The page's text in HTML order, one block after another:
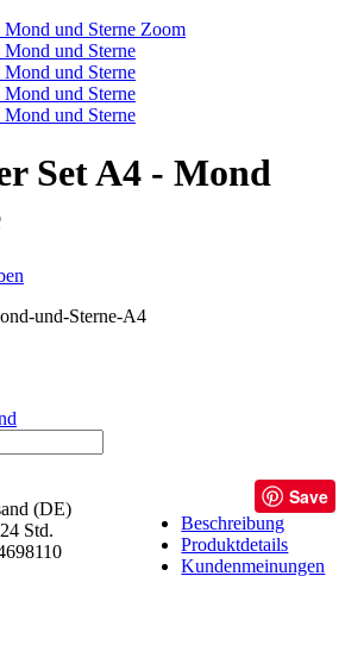
Zoom
Set A4 - Mond
und-Sterne-A4
(DE)
Std.
Save
Beschreibung
Produktdetails
Kundenmeinungen